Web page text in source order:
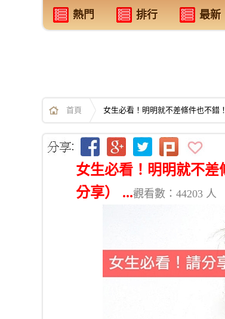
熱門 排行 最新
首頁 女生必看！明明就不差條件也不錯
女生必看！明明就不
分享） ...觀看數：44203 人